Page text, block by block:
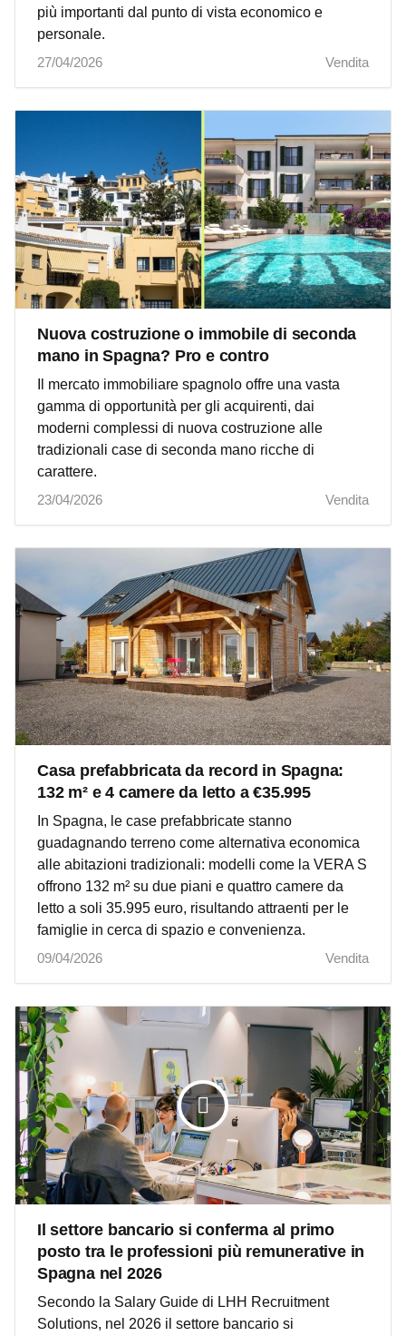
più importanti dal punto di vista economico e
personale.
27/04/2026
Vendita
Nuova costruzione o immobile di seconda
mano in Spagna? Pro e contro
Il mercato immobiliare spagnolo offre una vasta
gamma di opportunità per gli acquirenti, dai
moderni complessi di nuova costruzione alle
tradizionali case di seconda mano ricche di
carattere.
23/04/2026
Vendita
Casa prefabbricata da record in Spagna:
132 m² e 4 camere da letto a €35.995
In Spagna, le case prefabbricate stanno
guadagnando terreno come alternativa economica
alle abitazioni tradizionali: modelli come la VERA S
offrono 132 m² su due piani e quattro camere da
letto a soli 35.995 euro, risultando attraenti per le
famiglie in cerca di spazio e convenienza.
09/04/2026
Vendita
Il settore bancario si conferma al primo
posto tra le professioni più remunerative in
Spagna nel 2026
Secondo la Salary Guide di LHH Recruitment
Solutions, nel 2026 il settore bancario si